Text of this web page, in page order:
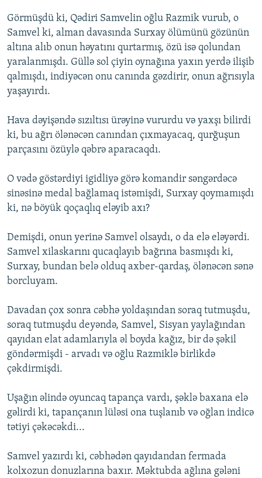
Görmüşdü ki, Qədiri Samvelin oğlu Razmik vurub, o
Samvel ki, alman davasında Surxay ölümünü gözünün
altına alıb onun həyatını qurtarmış, özü isə qolundan
yaralanmışdı. Güllə sol çiyin oynağına yaxın yerdə ilişib
qalmışdı, indiyəcən onu canında gəzdirir, onun ağrısıyla
yaşayırdı.
Hava dəyişəndə sızıltısı ürəyinə vururdu və yaxşı bilirdi
ki, bu ağrı ölənəcən canından çıxmayacaq, qurğuşun
parçasını özüylə qəbrə aparacaqdı.
O vədə göstərdiyi igidliyə görə komandir səngərdəcə
sinəsinə medal bağlamaq istəmişdi, Surxay qoymamışdı
ki, nə böyük qoçaqlıq eləyib axı?
Demişdi, onun yerinə Samvel olsaydı, o da elə eləyərdi.
Samvel xilaskarını qucaqlayıb bağrına basmışdı ki,
Surxay, bundan belə olduq axber-qardaş, ölənəcən sənə
borcluyam.
Davadan çox sonra cəbhə yoldaşından soraq tutmuşdu,
soraq tutmuşdu deyəndə, Samvel, Sisyan yaylağından
qayıdan elat adamlarıyla əl boyda kağız, bir də şəkil
göndərmişdi - arvadı və oğlu Razmiklə birlikdə
çəkdirmişdi.
Uşağın əlində oyuncaq tapança vardı, şəklə baxana elə
gəlirdi ki, tapançanın lüləsi ona tuşlanıb və oğlan indicə
tətiyi çəkəcəkdi...
Samvel yazırdı ki, cəbhədən qayıdandan fermada
kolxozun donuzlarına baxır. Məktubda ağlına gələni